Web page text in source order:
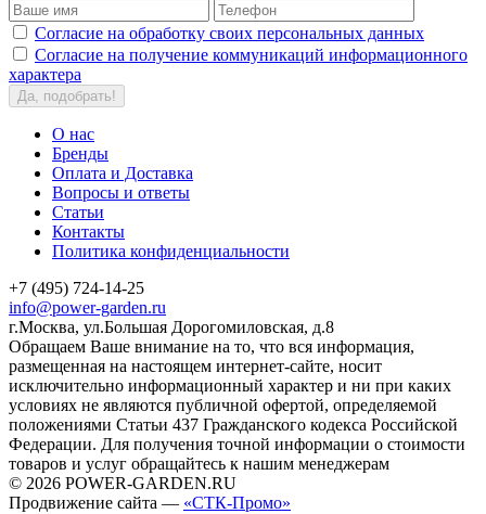
Согласие на обработку своих персональных данных
Согласие на получение коммуникаций информационного
характера
Да, подобрать!
О нас
Бренды
Оплата и Доставка
Вопросы и ответы
Статьи
Контакты
Политика конфиденциальности
+7 (495) 724-14-25
info@power-garden.ru
г.Москва, ул.Большая Дорогомиловская, д.8
Обращаем Ваше внимание на то, что вся информация,
размещенная на настоящем интернет-сайте, носит
исключительно информационный характер и ни при каких
условиях не являются публичной офертой, определяемой
положениями Статьи 437 Гражданского кодекса Российской
Федерации. Для получения точной информации о стоимости
товаров и услуг обращайтесь к нашим менеджерам
© 2026 POWER-GARDEN.RU
Продвижение сайта — «СТК-Промо»